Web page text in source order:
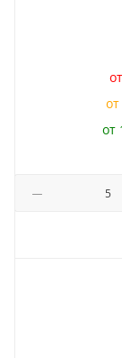
от